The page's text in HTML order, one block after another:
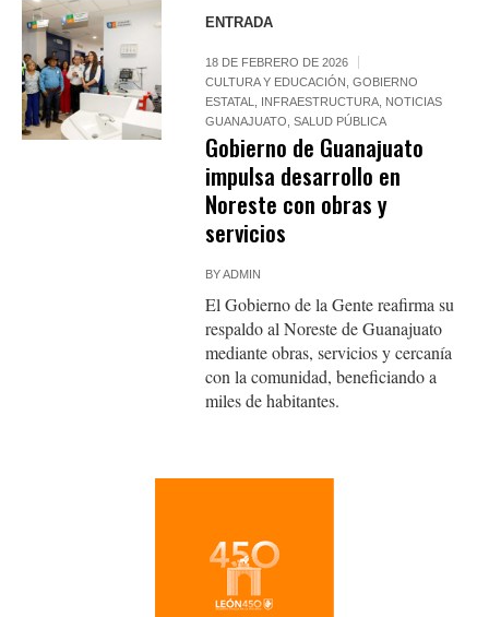
ENTRADA
18 DE FEBRERO DE 2026
CULTURA Y EDUCACIÓN ,GOBIERNO
ESTATAL
INFRAESTRUCTURA NOTICIAS
GUANAJUATO ,SALUD PÚBLICA
Gobierno de Guanajuato
impulsa desarrollo en
Noreste con obras y
servicios
BYADMIN
El Gobierno de la Gente reafirma su
respaldo al Noreste de Guanajuato
mediante obras, servicios y cercanía
con la comunidad, beneficiando a
miles de habitantes.